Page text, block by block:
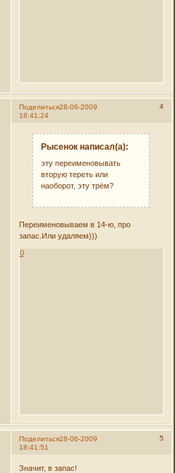
Поделиться 4
28-06-2009
18:41:24
Рысенок написал(а):
эту переименовывать
вторую тереть или
наоборот, эту трём?
Переименовываем в 14-ю, про
запас.Или удаляем)))
0
Поделиться 5
28-06-2009
18:41:51
Значит, в запас!